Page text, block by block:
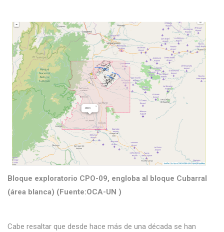
Bloque exploratorio CPO-09, engloba al bloque Cubarral
(área blanca) (Fuente:OCA-UN )
Cabe resaltar que desde hace más de una década se han